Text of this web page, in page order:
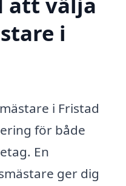
i
i Fristad
för både
En
ger dig